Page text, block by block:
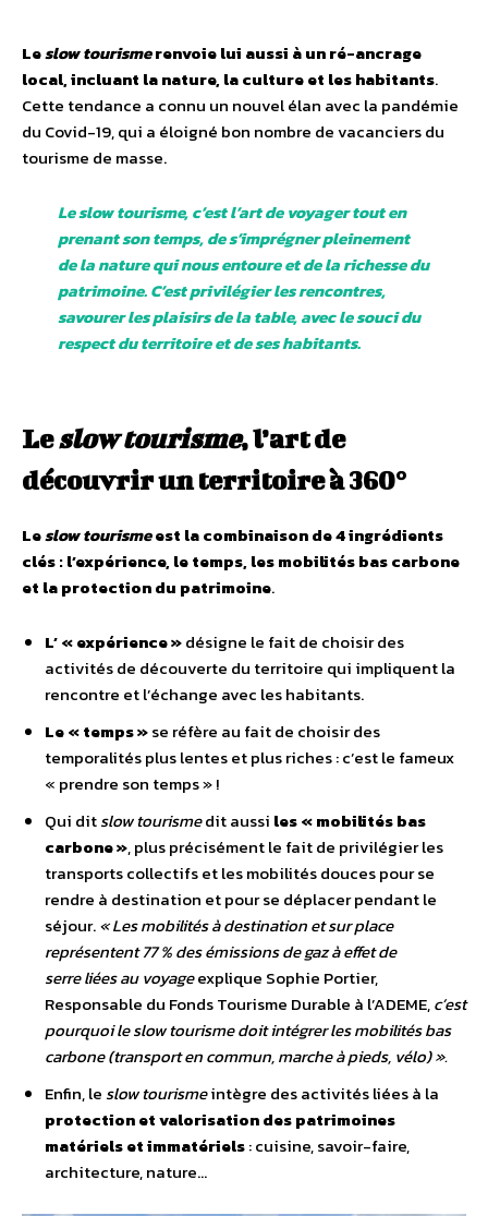
Leslow tourismerenvoie lui aussi à un ré-ancrage
local, incluant la nature, la culture et les habitants.
Cette tendance a connu un nouvel élan avec la pandémie
du Covid-19, qui a éloigné bon nombre de vacanciers du
tourisme de masse.
Le slow tourisme, c’est l’art de voyager tout en
prenant son temps, de s’imprégner pleinement
de la nature qui nous entoure et de la richesse du
patrimoine. C’est privilégier les rencontres,
savourer les plaisirs de la table, avec le souci du
respect du territoire et de ses habitants.
Leslow tourisme, l’art de
découvrir un territoire à 360°
Leslow tourismeest la combinaison de 4 ingrédients
clés : l’expérience, le temps, les mobilités bas carbone
et la protection du patrimoine.
L’ « expérience »désigne le fait de choisir des
activités de découverte du territoire qui impliquent la
rencontre et l’échange avec les habitants.
Le « temps »se réfère au fait de choisir des
temporalités plus lentes et plus riches : c’est le fameux
« prendre son temps » !
Qui ditslow tourismedit aussi les « mobilités bas
carbone », plus précisément le fait de privilégier les
transports collectifs et les mobilités douces pour se
rendre à destination et pour se déplacer pendant le
séjour.« Les mobilités à destination et sur place
représentent 77 % des émissions de gaz à effet de
serre liées au voyageexplique Sophie Portier,
Responsable du Fonds Tourisme Durable à l’ADEME,c’est
pourquoi le slow tourisme doit intégrer les mobilités bas
carbone (transport en commun, marche à pieds, vélo) ».
Enfin, le slow tourismeintègre des activités liées à la
protection et valorisation des patrimoines
matériels et immatériels: cuisine, savoir-faire,
architecture, nature…